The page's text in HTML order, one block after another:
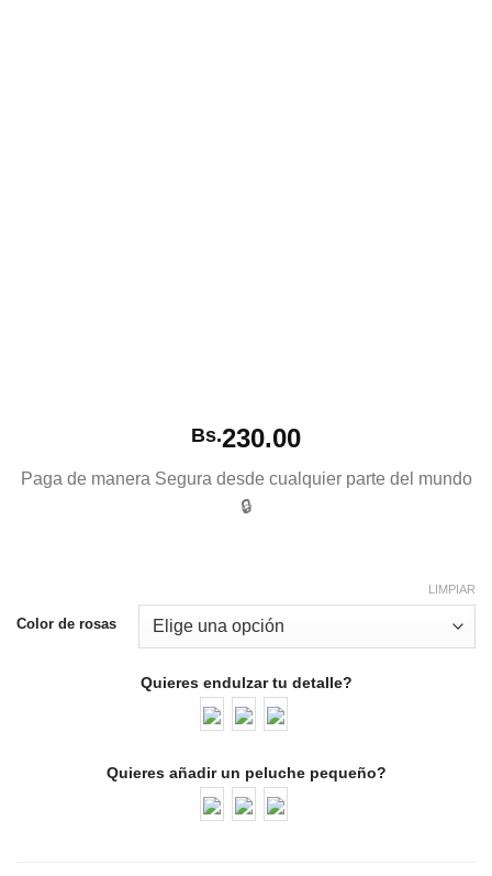
Bs.230.00
Paga de manera Segura desde cualquier parte del mundo
🔒
Color de rosas
LIMPIAR
Quieres endulzar tu detalle?
Quieres añadir un peluche pequeño?